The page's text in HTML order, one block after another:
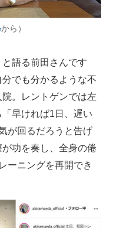
から）
語る前田さんです
でも分かるような不
。レントゲンでは左
早ければ1日、遅い
が回るだろうと告げ
功を奏し、全身の倦
ーニングを再開でき